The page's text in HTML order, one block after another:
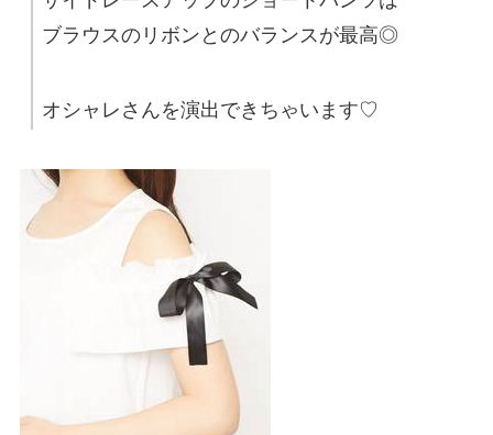
ブラウスのリボンとのバランスが最高◎
オシャレさんを演出できちゃいます♡